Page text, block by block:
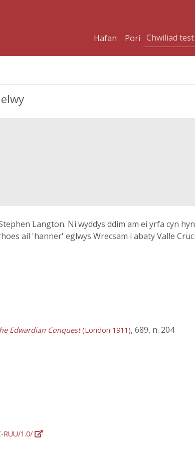
Hafan
Pori
Langton. Ni wyddys ddim am ei yrfa cyn
ail 'hanner' eglwys Wrecsam i abaty Valle
Edwardian Conquest(London 1911), 689, n. 204
1.0/